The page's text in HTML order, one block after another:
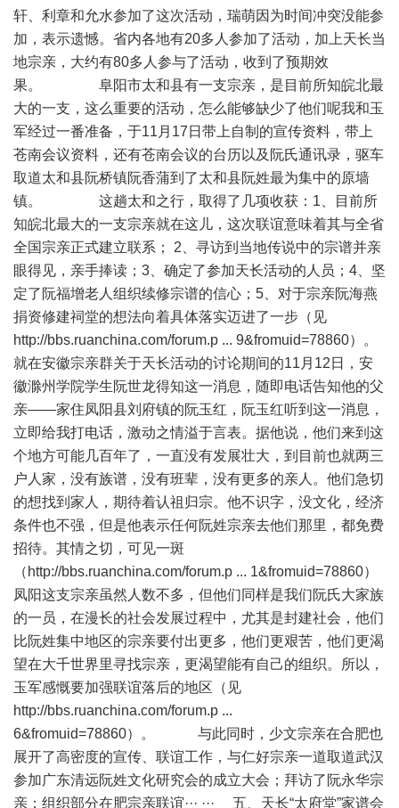
轩、利章和允水参加了这次活动，瑞萌因为时间冲突没能参
加，表示遗憾。省内各地有20多人参加了活动，加上天长当
地宗亲，大约有80多人参与了活动，收到了预期效
果。 阜阳市太和县有一支宗亲，是目前所知皖北最
大的一支，这么重要的活动，怎么能够缺少了他们呢我和玉
军经过一番准备，于11月17日带上自制的宣传资料，带上
苍南会议资料，还有苍南会议的台历以及阮氏通讯录，驱车
取道太和县阮桥镇阮香蒲到了太和县阮姓最为集中的原墙
镇。 这趟太和之行，取得了几项收获：1、目前所
知皖北最大的一支宗亲就在这儿，这次联谊意味着其与全省
全国宗亲正式建立联系； 2、寻访到当地传说中的宗谱并亲
眼得见，亲手捧读；3、确定了参加天长活动的人员；4、坚
定了阮福增老人组织续修宗谱的信心；5、对于宗亲阮海燕
捐资修建祠堂的想法向着具体落实迈进了一步（见
http://bbs.ruanchina.com/forum.p ... 9&fromuid=78860）。
就在安徽宗亲群关于天长活动的讨论期间的11月12日，安
徽滁州学院学生阮世龙得知这一消息，随即电话告知他的父
亲——家住凤阳县刘府镇的阮玉红，阮玉红听到这一消息，
立即给我打电话，激动之情溢于言表。据他说，他们来到这
个地方可能几百年了，一直没有发展壮大，到目前也就两三
户人家，没有族谱，没有班辈，没有更多的亲人。他们急切
的想找到家人，期待着认祖归宗。他不识字，没文化，经济
条件也不强，但是他表示任何阮姓宗亲去他们那里，都免费
招待。其情之切，可见一斑
（ http://bbs.ruanchina.com/forum.p ... 1&fromuid=78860）
凤阳这支宗亲虽然人数不多，但他们同样是我们阮氏大家族
的一员，在漫长的社会发展过程中，尤其是封建社会，他们
比阮姓集中地区的宗亲要付出更多，他们更艰苦，他们更渴
望在大千世界里寻找宗亲，更渴望能有自己的组织。所以，
玉军感慨要加强联谊落后的地区（见
http://bbs.ruanchina.com/forum.p ...
6&fromuid=78860）。 与此同时，少文宗亲在合肥也
展开了高密度的宣传、联谊工作，与仁好宗亲一道取道武汉
参加广东清远阮姓文化研究会的成立大会；拜访了阮永华宗
亲；组织部分在肥宗亲联谊··· ··· 五、天长“太府堂”家谱会